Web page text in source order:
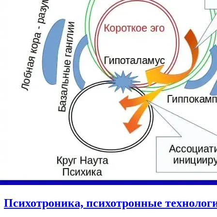
Психотроника, психотронные